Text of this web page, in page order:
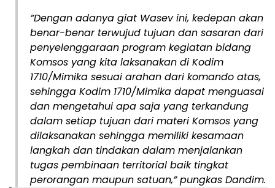
”Dengan adanya giat Wasev ini, kedepan akan
benar-benar terwujud tujuan dan sasaran dari
penyelenggaraan program kegiatan bidang
Komsos yang kita laksanakan di Kodim
1710/Mimika sesuai arahan dari komando atas,
sehingga Kodim 1710/Mimika dapat menguasai
dan mengetahui apa saja yang terkandung
dalam setiap tujuan dari materi Komsos yang
dilaksanakan sehingga memiliki kesamaan
langkah dan tindakan dalam menjalankan
tugas pembinaan territorial baik tingkat
perorangan maupun satuan,” pungkas Dandim.